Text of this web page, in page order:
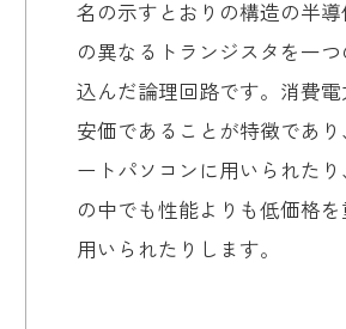
名の示すとおりの構造の半
の異なるトランジスタを一
込んだ論理回路です。消費
安価であることが特徴であ
ートパソコンに用いられた
の中でも性能よりも低価格
用いられたりします。